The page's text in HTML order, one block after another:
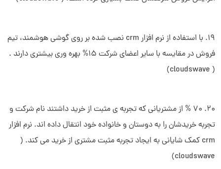
19. با استفاده از نرم افزار crm نصب شده بر روی گوشی هوشمند، تیم
فروش در مقایسه با سایر اعضای شرکت 15% بهره وری بیشتری دارند .
( cloudswave)
20. 70 % از مشتریانی که تجربه ی مثبت از خرید داشتند نام شرکت و
تجربه خریدشان را به دوستان و خانواده خود انتقال داده اند. نرم افزار
crm کمک شایانی به ایجاد تجربه مثبت مشتری از خرید می کند. (
cloudswave)
سلام به شما :)
چطور میتونم کمکتون کنم؟
دیدار چیست؟
دیدار به چه کسب و کارهایی کمک می‌کند؟